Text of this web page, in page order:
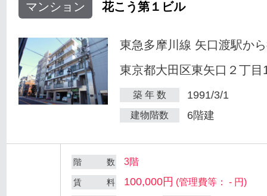
マンション 花こう第１ビル
東急多摩川線 矢口渡駅か
東京都大田区東矢口２丁目
築 年 数 1991/3/1
建物階数 6階建
階 数 3階
賃 料 100,000円 (管理費等： - 円)